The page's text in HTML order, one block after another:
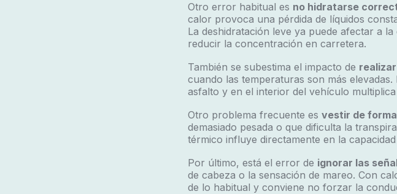
Otro error habitual es no hidratarse
calor provoca una pérdida de líquidos
La deshidratación leve ya puede afectar a
reducir la concentración en carretera.
También se subestima el impacto de
cuando las temperaturas son más
asfalto y en el interior del vehículo
Otro problema frecuente es vestir de
demasiado pesada o que dificulta la
térmico influye directamente en la
Por último, está el error de ignorar las
de cabeza o la sensación de mareo. Con
de lo habitual y conviene no forzar la